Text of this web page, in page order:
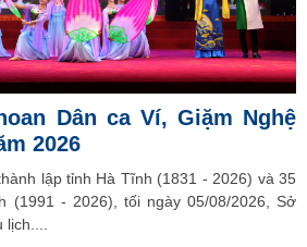
Dân ca Ví, Giặm Nghệ
2026
lập tỉnh Hà Tĩnh (1831 - 2026) và 35
(1991 - 2026), tối ngày 05/08/2026, Sở